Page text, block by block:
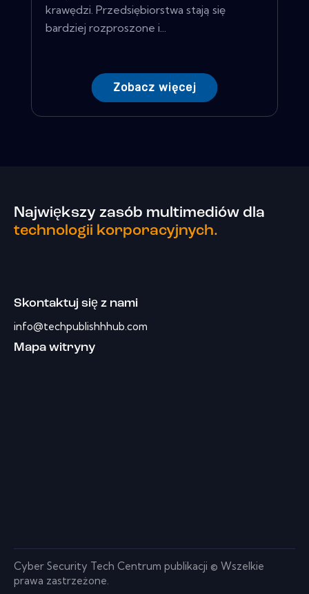
krawędzi. Przedsiębiorstwa stają się
bardziej rozproszone i...
Zobacz więcej
Największy zasób multimediów dla
technologii korporacyjnych.
Skontaktuj się z nami
info@techpublishhhub.com
Mapa witryny
Cyber ​​Security Tech Centrum publikacji © Wszelkie
prawa zastrzeżone.